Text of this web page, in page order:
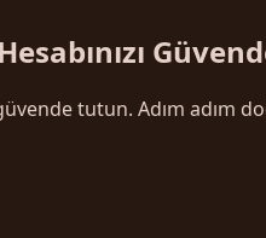
güvende tutun. Adım